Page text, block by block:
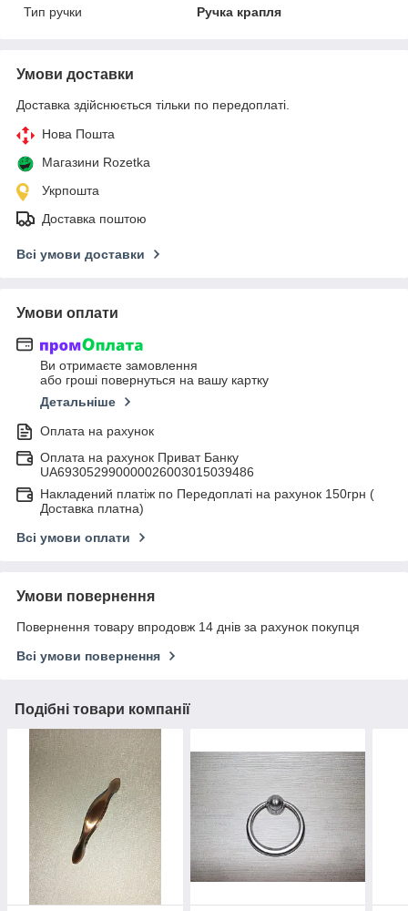
Тип ручки
Ручка крапля
Умови доставки
Доставка здійснюється тільки по передоплаті.
Нова Пошта
Магазини Rozetka
Укрпошта
Доставка поштою
Всі умови доставки
Умови оплати
Ви отримаєте замовлення
або гроші повернуться на вашу картку
Детальніше
Оплата на рахунок
Оплата на рахунок Приват Банку
UA693052990000026003015039486
Накладений платіж по Передоплаті на рахунок 150грн (
Доставка платна)
Всі умови оплати
Умови повернення
Повернення товару впродовж 14 днів за рахунок покупця
Всі умови повернення
Подібні товари компанії